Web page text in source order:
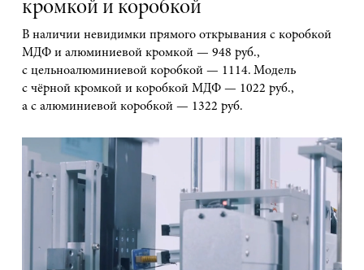
кромкой и коробкой
В наличии невидимки прямого открывания с коробкой
МДФ и алюминиевой кромкой — 948 руб.,
с цельноалюминиевой коробкой — 1114. Модель
с чёрной кромкой и коробкой МДФ — 1022 руб.,
а с алюминиевой коробкой — 1322 руб.